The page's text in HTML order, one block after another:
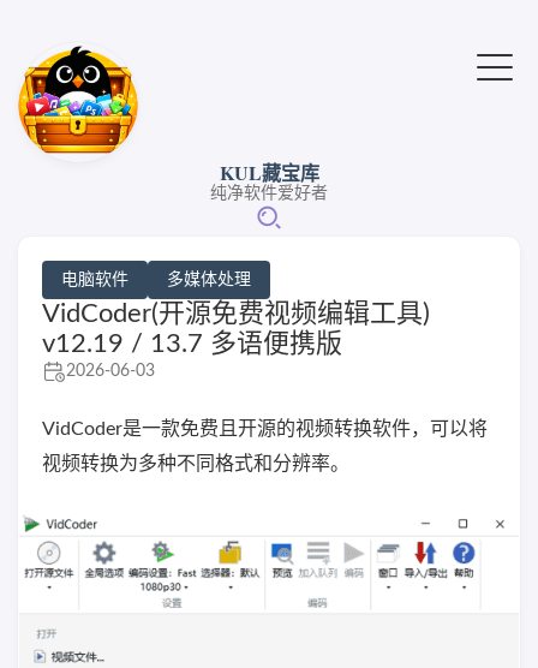
KUL藏宝库
纯净软件爱好者
电脑软件 多媒体处理
VidCoder(开源免费视频编辑工具)
v12.19 / 13.7 多语便携版
2026-06-03
VidCoder是一款免费且开源的视频转换软件，可以将
视频转换为多种不同格式和分辨率。